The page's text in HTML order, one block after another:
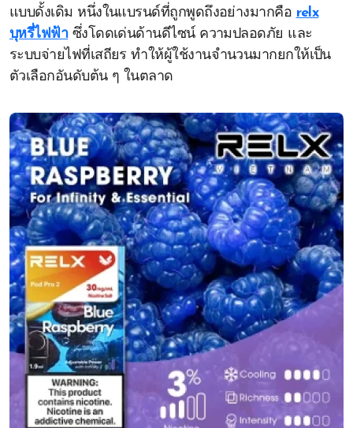
แบบดั้งเดิม หนึ่งในแบรนด์ที่ถูกพูดถึงอย่างมากคือ relx
บุหรี่ไฟฟ้าซึ่งโดดเด่นด้านดีไซน์ ความปลอดภัย และ
ระบบจ่ายไฟที่เสถียร ทำให้ผู้ใช้งานจำนวนมากยกให้เป็น
ตัวเลือกอันดับต้น ๆ ในตลาด